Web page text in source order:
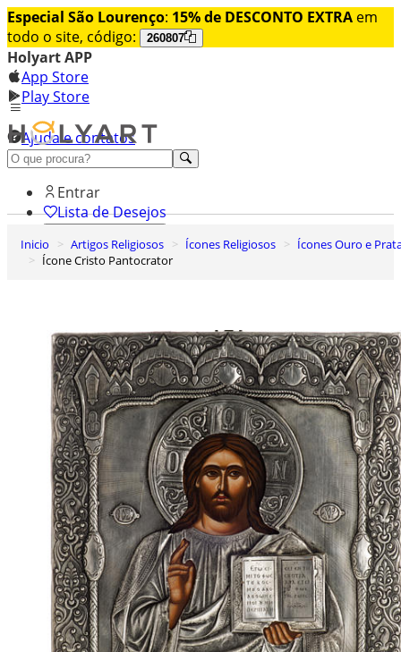
Especial São Lourenço: 15% de DESCONTO EXTRA em
todo o site, código:
260807
Holyart APP
App Store
Play Store
Ajuda e contatos
Conheça premium
Entrar
Lista de Desejos
0
Carrinho de Compras
Inicio Artigos Religiosos Ícones Religiosos
Ícones Ouro e
Ícone Cristo Pantocrator